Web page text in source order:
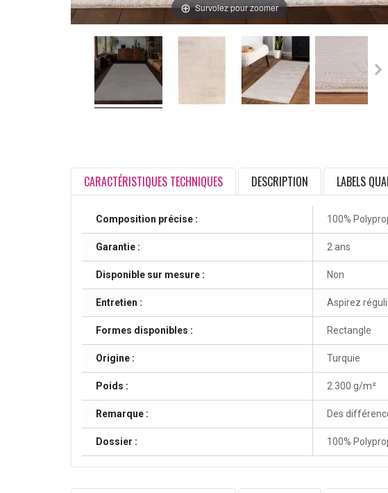
Survolez pour zoomer
CARACTÉRISTIQUES TECHNIQUES DESCRIPTION LABELS
Composition précise : 100%
Garantie : 2 ans
Disponible sur mesure : Non
Entretien : Aspirez
Formes disponibles : Rectangle
Origine : Turquie
Poids : 2.300 g/m²
Remarque : Des
Dossier : 100%